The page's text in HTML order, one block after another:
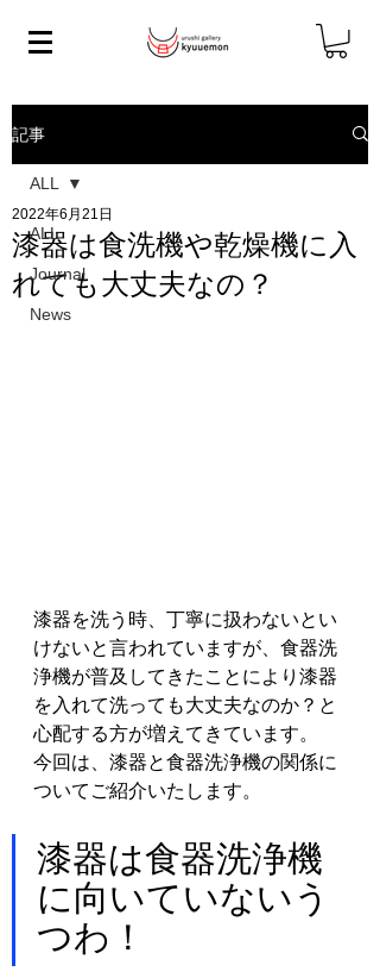
記事
ALL
Journal
News
ALL
漆器は食洗機や乾燥機に入
れても大丈夫なの？
2022年6月21日
漆器を洗う時、丁寧に扱わないとい
けないと言われていますが、食器洗
浄機が普及してきたことにより漆器
を入れて洗っても大丈夫なのか？と
心配する方が増えてきています。
今回は、漆器と食器洗浄機の関係に
ついてご紹介いたします。
漆器は食器洗浄機
に向いていないう
つわ！